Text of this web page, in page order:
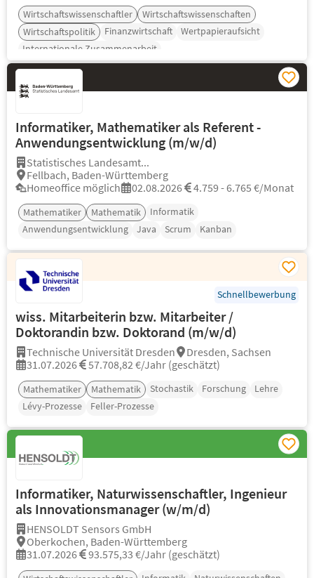
Wirtschaftswissenschaftler
Wirtschaftswissenschaften
Wirtschaftspolitik
Finanzwirtschaft
Wertpapieraufsicht
Internationale Zusammenarbeit
Informatiker, Mathematiker als Referent -
Anwendungsentwicklung (m/w/d)
Statistisches Landesamt...
Fellbach, Baden-Württemberg
Homeoffice möglich
02.08.2026 4.759 - 6.765 €/Monat
Mathematiker Mathematik
Informatik
Anwendungsentwicklung
Java Scrum Kanban
Schnellbewerbung
wiss. Mitarbeiterin bzw. Mitarbeiter /
Doktorandin bzw. Doktorand (m/w/d)
Technische Universität Dresden
Dresden, Sachsen
31.07.2026
57.708,82 €/Jahr (geschätzt)
Mathematiker Mathematik Stochastik Forschung
Lehre
Lévy-Prozesse
Feller-Prozesse
Informatiker, Naturwissenschaftler, Ingenieur
als Innovationsmanager (w/m/d)
HENSOLDT Sensors GmbH
Oberkochen, Baden-Württemberg
31.07.2026
93.575,33 €/Jahr (geschätzt)